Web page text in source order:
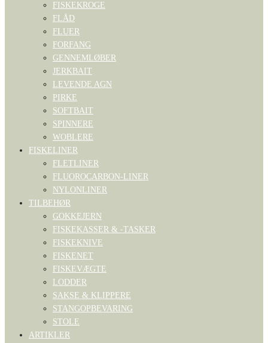
FISKEKROGE
FLÅD
FLUER
FORFANG
GENNEMLØBER
JERKBAIT
LEVENDE AGN
PIRKE
SOFTBAIT
SPINNERE
WOBLERE
FISKELINER
FLETLINER
FLUOROCARBON-LINER
NYLONLINER
TILBEHØR
GOKKEJERN
FISKEKASSER & -TASKER
FISKEKNIVE
FISKENET
FISKEVÆGTE
LODDER
SAKSE & KLIPPERE
STANGOPBEVARING
STOLE
ARTIKLER